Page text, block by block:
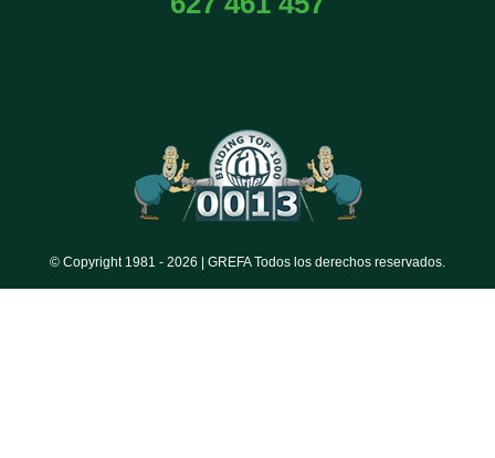
© Copyright 1981 - 2026 | GREFA Todos los derechos reservados.